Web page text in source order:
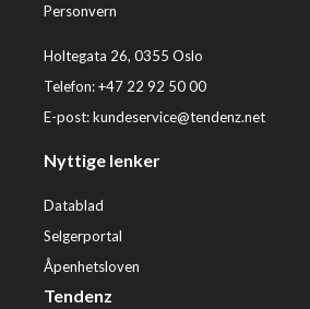
Personvern
Holtegata 26, 0355 Oslo
Telefon: +47 22 92 50 00
E-post:kundeservice@tendenz.net
Nyttige lenker
Datablad
Selgerportal
Åpenhetsloven
Tendenz